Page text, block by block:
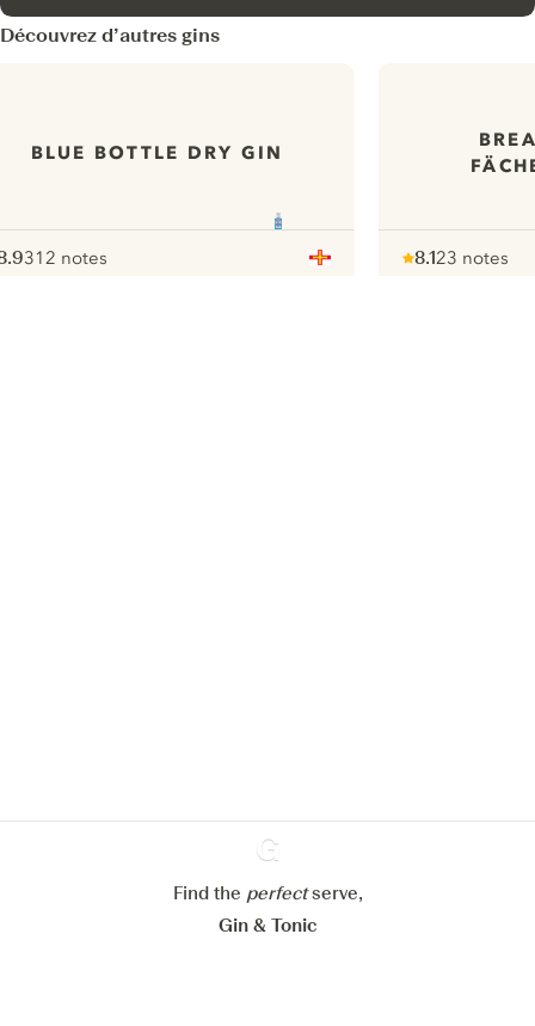
Découvrez d’autres gins
BLUE BOTTLE DRY GIN
312 notes
8.123 notes
Ginventory
Find the perfectserve,
Gin & Tonic